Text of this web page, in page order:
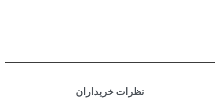
نظرات خریداران